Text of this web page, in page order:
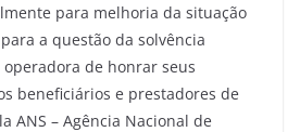
para melhoria da situação
a questão da solvência
de honrar seus
beneficiários e prestadores de
ANS – Agência Nacional de